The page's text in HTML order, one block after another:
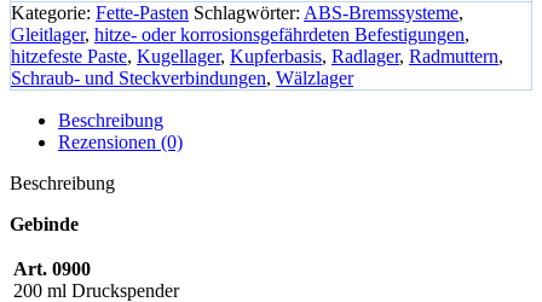
Kategorie: Fette-Pasten Schlagwörter: ABS-Bremssysteme,
Gleitlager, hitze- oder korrosionsgefährdeten Befestigungen,
hitzefeste Paste, Kugellager, Kupferbasis, Radlager, Radmuttern,
Schraub- und Steckverbindungen, Wälzlager
Beschreibung
Rezensionen (0)
Beschreibung
Gebinde
Art. 0900
200 ml Druckspender